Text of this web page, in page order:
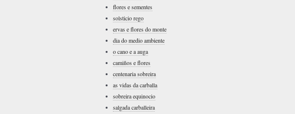
flores e sementes
solsticio rego
ervas e flores do monte
dia do medio ambiente
o cano e a auga
camiños e flores
centenaria sobreira
as vidas da carballa
sobreira equinocio
salgada carballeira